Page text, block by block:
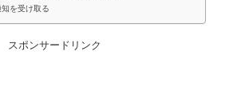
を受け取る
スポンサードリンク